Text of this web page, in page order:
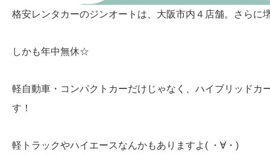
格安レンタカーのジンオートは、大阪市内４店舗。さらに
しかも年中無休☆
軽自動車・コンパクトカーだけじゃなく、ハイブリッドカ
す！
軽トラックやハイエースなんかもありますよ( ・∀・)